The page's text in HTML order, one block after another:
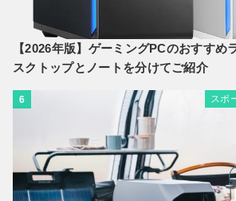
【2026年版】ゲーミングPCのおすすめ
スクトップとノートを分けてご紹介
6 スポ